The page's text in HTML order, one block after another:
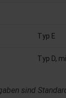
Typ E
Typ D,
sind